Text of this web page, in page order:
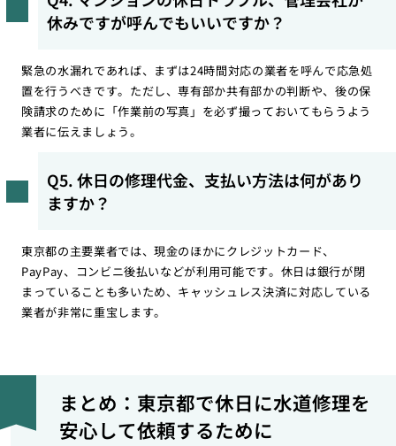
休みですが呼んでもいいですか？
緊急の水漏れであれば、まずは24時間対応の業者を呼んで応急処
置を行うべきです。ただし、専有部か共有部かの判断や、後の保
険請求のために「作業前の写真」を必ず撮っておいてもらうよう
業者に伝えましょう。
Q5. 休日の修理代金、支払い方法は何があり
ますか？
東京都の主要業者では、現金のほかにクレジットカード、
PayPay、コンビニ後払いなどが利用可能です。休日は銀行が閉
まっていることも多いため、キャッシュレス決済に対応している
業者が非常に重宝します。
まとめ：東京都で休日に水道修理を
安心して依頼するために